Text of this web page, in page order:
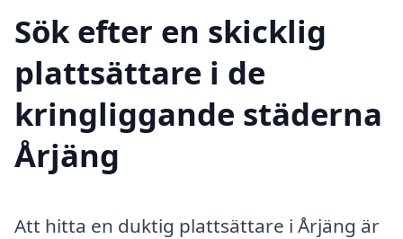
Sök efter en skicklig
plattsättare i de
kringliggande städerna
Årjäng
Att hitta en duktig plattsättare i Årjäng är